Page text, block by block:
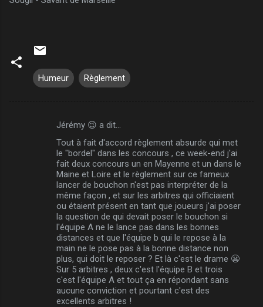
Humeur Règlement
Jérémy 😉 a dit…
Tout à fait d'accord règlement absurde qui met
le "bordel" dans les concours , ce week-end j'ai
fait deux concours un en Mayenne et un dans le
Maine et Loire et le règlement sur ce fameux
lancer de bouchon n'est pas interpréter de la
même façon , et sur les arbitres qui officiaient
ou étaient présent en tant que joueurs j'ai poser
la question de qui devait poser le bouchon si
l'équipe A ne le lance pas dans les bonnes
distances et que l'équipe b qui le repose à la
main ne le pose pas à la bonne distance non
plus, qui doit le reposer ? Et là c'est le drame 😬
Sur 5 arbitres , deux c'est l'équipe B et trois
c'est l'équipe A et tout ça en répondant sans
aucune conviction et pourtant c'est des
excellents arbitres !